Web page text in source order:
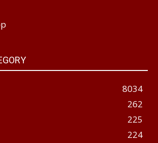
8034
262
225
224